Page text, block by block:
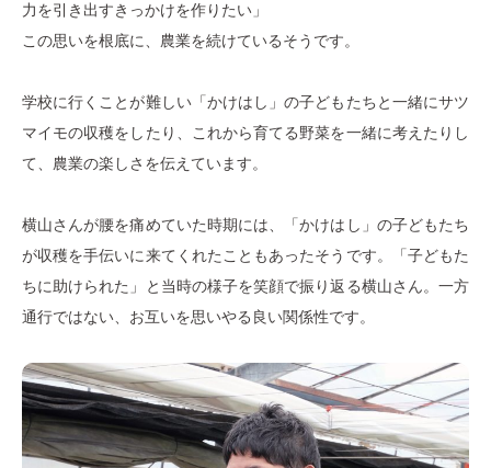
力を引き出すきっかけを作りたい」
この思いを根底に、農業を続けているそうです。
学校に行くことが難しい「かけはし」の子どもたちと一緒にサツ
マイモの収穫をしたり、これから育てる野菜を一緒に考えたりし
て、農業の楽しさを伝えています。
横山さんが腰を痛めていた時期には、「かけはし」の子どもたち
が収穫を手伝いに来てくれたこともあったそうです。「子どもた
ちに助けられた」と当時の様子を笑顔で振り返る横山さん。一方
通行ではない、お互いを思いやる良い関係性です。